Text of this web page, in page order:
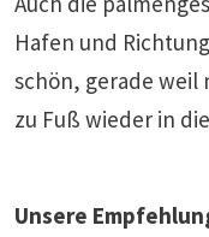
Hafen und
schön, gerade weil
zu Fuß wieder in
Unsere